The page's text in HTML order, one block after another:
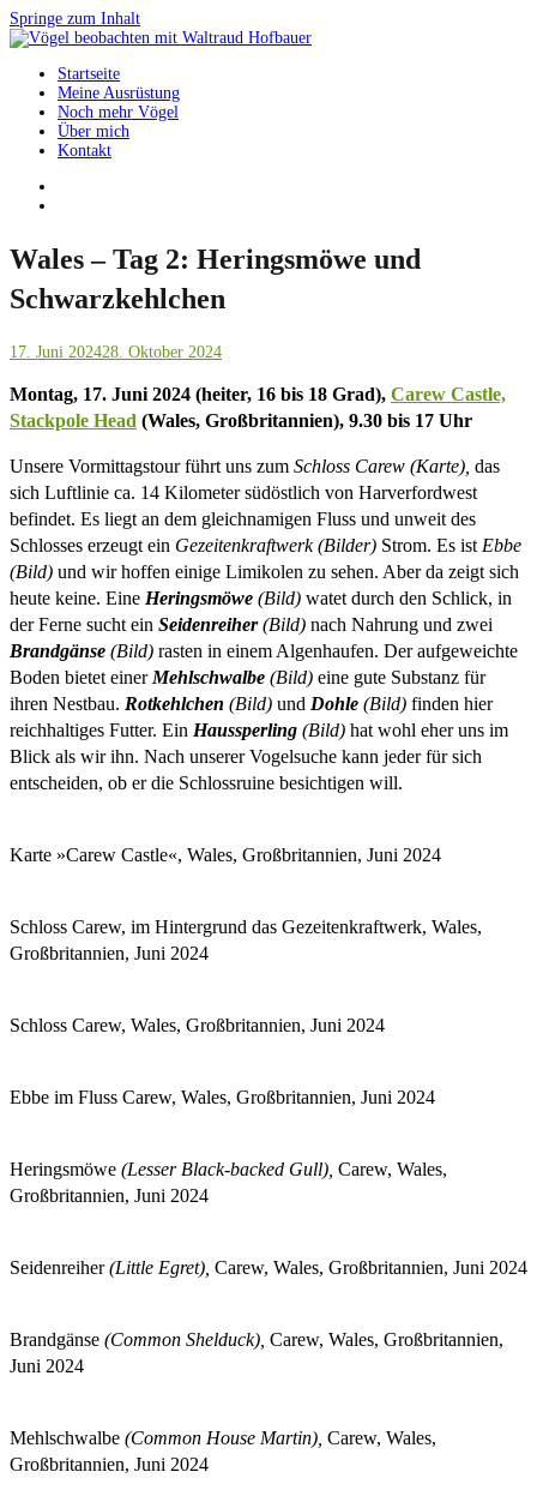
Springe zum Inhalt
Vögel beobachten mit Waltraud Hofbauer
Startseite
Meine Ausrüstung
Noch mehr Vögel
Über mich
Kontakt
Wales – Tag 2: Heringsmöwe und
Schwarzkehlchen
17. Juni 202428. Oktober 2024
Montag, 17. Juni 2024 (heiter, 16 bis 18 Grad), Carew Castle,
Stackpole Head (Wales, Großbritannien), 9.30 bis 17 Uhr
Unsere Vormittagstour führt uns zum Schloss Carew (Karte), das
sich Luftlinie ca. 14 Kilometer südöstlich von Harverfordwest
befindet. Es liegt an dem gleichnamigen Fluss und unweit des
Schlosses erzeugt ein Gezeitenkraftwerk (Bilder) Strom. Es ist Ebbe
(Bild) und wir hoffen einige Limikolen zu sehen. Aber da zeigt sich
heute keine. Eine Heringsmöwe (Bild) watet durch den Schlick, in
der Ferne sucht ein Seidenreiher(Bild) nach Nahrung und zwei
Brandgänse (Bild) rasten in einem Algenhaufen. Der aufgeweichte
Boden bietet einer Mehlschwalbe (Bild) eine gute Substanz für
ihren Nestbau. Rotkehlchen (Bild) und Dohle (Bild) finden hier
reichhaltiges Futter. Ein Haussperling (Bild) hat wohl eher uns im
Blick als wir ihn. Nach unserer Vogelsuche kann jeder für sich
entscheiden, ob er die Schlossruine besichtigen will.
Karte »Carew Castle«, Wales, Großbritannien, Juni 2024
Schloss Carew, im Hintergrund das Gezeitenkraftwerk, Wales,
Großbritannien, Juni 2024
Schloss Carew, Wales, Großbritannien, Juni 2024
Ebbe im Fluss Carew, Wales, Großbritannien, Juni 2024
Heringsmöwe (Lesser Black-backed Gull), Carew, Wales,
Großbritannien, Juni 2024
Seidenreiher(Little Egret), Carew, Wales, Großbritannien, Juni 2024
Brandgänse (Common Shelduck), Carew, Wales, Großbritannien,
Juni 2024
Mehlschwalbe (Common House Martin), Carew, Wales,
Großbritannien, Juni 2024